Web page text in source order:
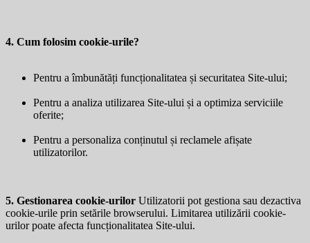
4. Cum folosim cookie-urile?
Pentru a îmbunătăți funcționalitatea și securitatea Site-ului;
Pentru a analiza utilizarea Site-ului și a optimiza serviciile
oferite;
Pentru a personaliza conținutul și reclamele afișate
utilizatorilor.
5. Gestionarea cookie-urilor Utilizatorii pot gestiona sau dezactiva
cookie-urile prin setările browserului. Limitarea utilizării cookie-
urilor poate afecta funcționalitatea Site-ului.